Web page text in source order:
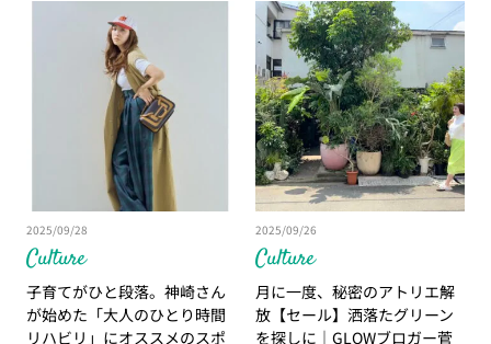
Culture
2025/09/28
子育てがひと段落。神崎さん
が始めた「大人のひとり時間
リハビリ」にオススメのスポ
Culture
2025/09/26
月に一度、秘密のアトリエ解
放【セール】洒落たグリーン
を探しに｜GLOWブロガー菅